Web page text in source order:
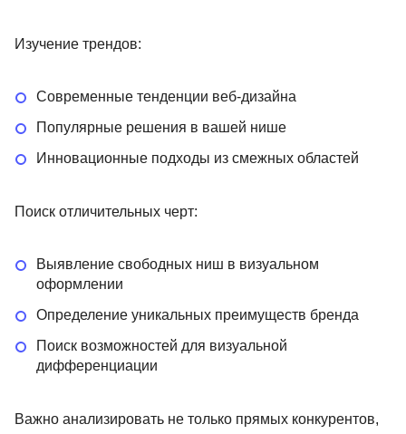
Изучение трендов:
Современные тенденции веб-дизайна
Популярные решения в вашей нише
Инновационные подходы из смежных областей
Поиск отличительных черт:
Выявление свободных ниш в визуальном
оформлении
Определение уникальных преимуществ бренда
Поиск возможностей для визуальной
дифференциации
Важно анализировать не только прямых конкурентов,